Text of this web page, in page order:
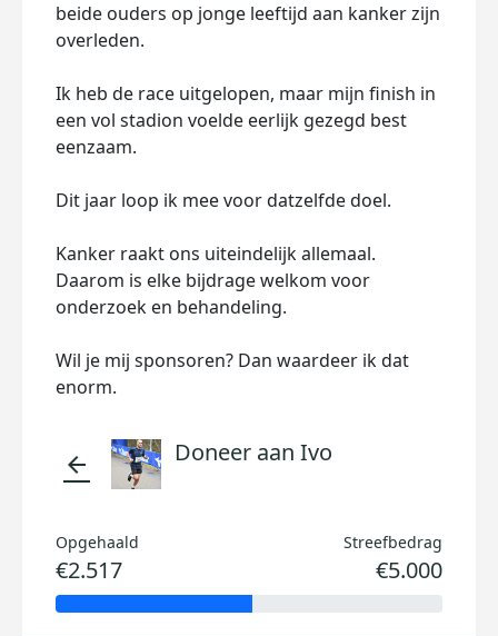
beide ouders op jonge leeftijd aan kanker zijn
overleden.
Ik heb de race uitgelopen, maar mijn finish in
een vol stadion voelde eerlijk gezegd best
eenzaam.
Dit jaar loop ik mee voor datzelfde doel.
Kanker raakt ons uiteindelijk allemaal.
Daarom is elke bijdrage welkom voor
onderzoek en behandeling.
Wil je mij sponsoren? Dan waardeer ik dat
enorm.
arrow_back Doneer aan Ivo
Opgehaald
€2.517
Streefbedrag
€5.000